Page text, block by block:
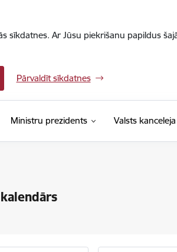
sīkdatnes. Ar Jūsu piekrišanu papildus
Pārvaldīt sīkdatnes
Ministru prezidents Valsts kanceleja